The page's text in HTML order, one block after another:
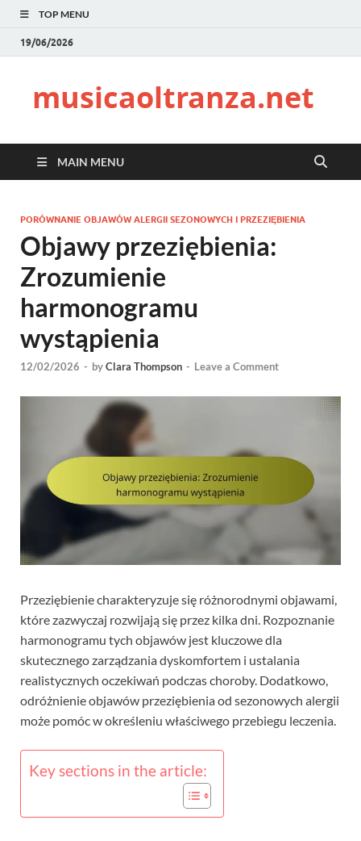
TOP MENU
19/06/2026
musicaoltranza.net
MAIN MENU
PORÓWNANIE OBJAWÓW ALERGII SEZONOWYCH I PRZEZIĘBIENIA
Objawy przeziębienia:
Zrozumienie
harmonogramu
wystąpienia
12/02/2026 - byClara Thompson - Leave a Comment
Przeziębienie charakteryzuje się różnorodnymi objawami,
które zazwyczaj rozwijają się przez kilka dni. Rozpoznanie
harmonogramu tych objawów jest kluczowe dla
skutecznego zarządzania dyskomfortem i ustalania
realistycznych oczekiwań podczas choroby. Dodatkowo,
odróżnienie objawów przeziębienia od sezonowych alergii
może pomóc w określeniu właściwego przebiegu leczenia.
Key sections in the article: